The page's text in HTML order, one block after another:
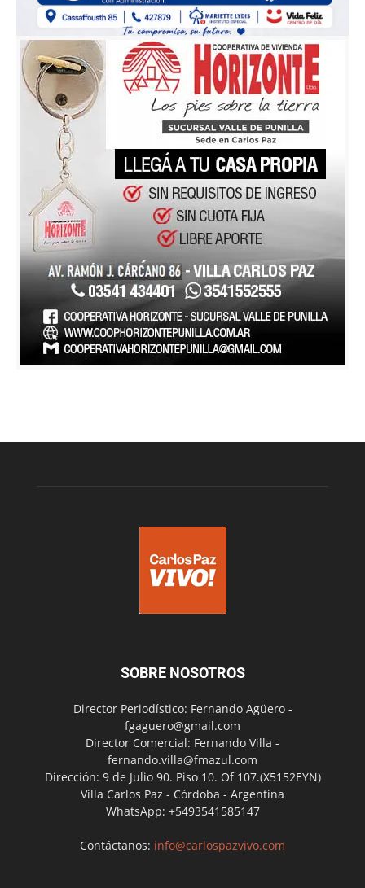
SOBRE NOSOTROS
Director Periodístico: Fernando Agüero -
fgaguero@gmail.com
Director Comercial: Fernando Villa -
fernando.villa@fmazul.com
Dirección: 9 de Julio 90. Piso 10. Of 107.(X5152EYN)
Villa Carlos Paz - Córdoba - Argentina
WhatsApp: +5493541585147
Contáctanos: info@carlospazvivo.com